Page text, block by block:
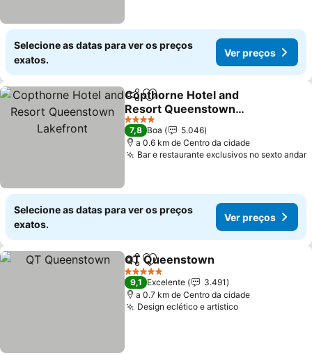
Selecione as datas para ver os preços
exatos.
Ver preços
PartilharAdicionar aos favoritos
Copthorne Hotel and
Resort Queenstown
Lakefront
Ver preços
4 Estrelas
7,8 Boa
5.046
a 0.6 km de Centro da cidade
Bar e restaurante exclusivos no sexto andar
Selecione as datas para ver os preços
exatos.
Ver preços
PartilharAdicionar aos favoritos
QT Queenstown
5 Estrelas
9,1 Excelente
3.491
a 0.7 km de Centro da cidade
Design eclético e artísticoVer preços